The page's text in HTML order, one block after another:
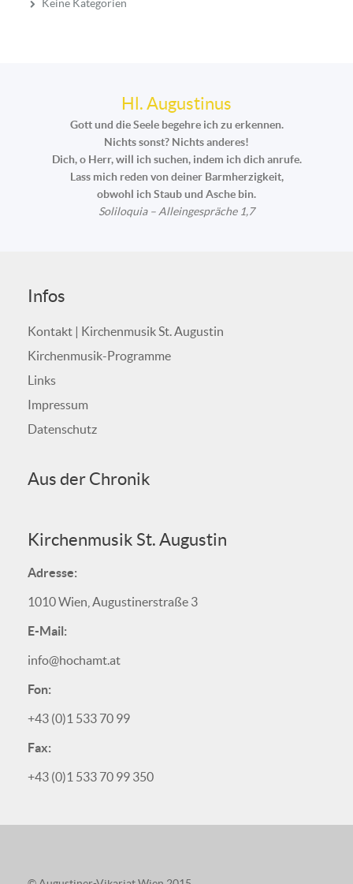
Keine Kategorien
Hl. Augustinus
Gott und die Seele begehre ich zu erkennen.
Nichts sonst? Nichts anderes!
Dich, o Herr, will ich suchen, indem ich dich anrufe.
Lass mich reden von deiner Barmherzigkeit,
obwohl ich Staub und Asche bin.
Soliloquia – Alleingespräche 1,7
Infos
Kontakt | Kirchenmusik St. Augustin
Kirchenmusik-Programme
Links
Impressum
Datenschutz
Aus der Chronik
Kirchenmusik St. Augustin
Adresse:
1010 Wien, Augustinerstraße 3
E-Mail:
info@hochamt.at
Fon:
+43 (0)1 533 70 99
Fax:
+43 (0)1 533 70 99 350